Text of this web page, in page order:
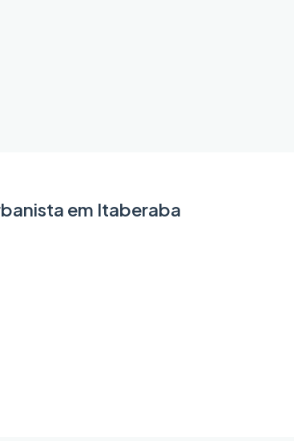
em Itaberaba